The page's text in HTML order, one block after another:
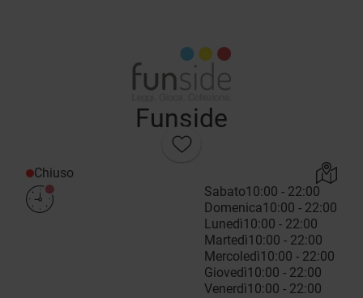
Funside
Chiuso
Sabato10:00 - 22:00
Domenica10:00 - 22:00
Lunedì10:00 - 22:00
Martedì10:00 - 22:00
Mercoledì10:00 - 22:00
Giovedì10:00 - 22:00
Venerdì10:00 - 22:00